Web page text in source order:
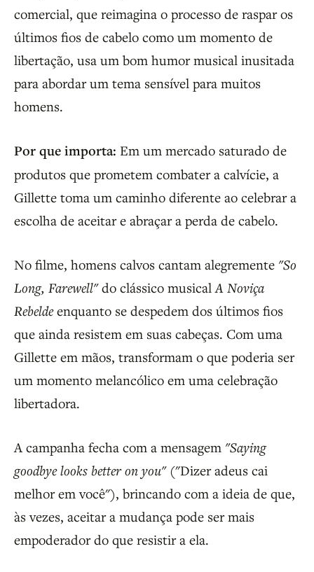
comercial, que reimagina o processo de raspar os
últimos fios de cabelo como um momento de
libertação, usa um bom humor musical inusitada
para abordar um tema sensível para muitos
homens.
Por que importa: Em um mercado saturado de
produtos que prometem combater a calvície, a
Gillette toma um caminho diferente ao celebrar a
escolha de aceitar e abraçar a perda de cabelo.
No filme, homens calvos cantam alegremente "So
Long, Farewell"do clássico musical A Noviça
Rebeldeenquanto se despedem dos últimos fios
que ainda resistem em suas cabeças. Com uma
Gillette em mãos, transformam o que poderia ser
um momento melancólico em uma celebração
libertadora.
A campanha fecha com a mensagem "Saying
goodbye looks better on you"("Dizer adeus cai
melhor em você"), brincando com a ideia de que,
às vezes, aceitar a mudança pode ser mais
empoderador do que resistir a ela.